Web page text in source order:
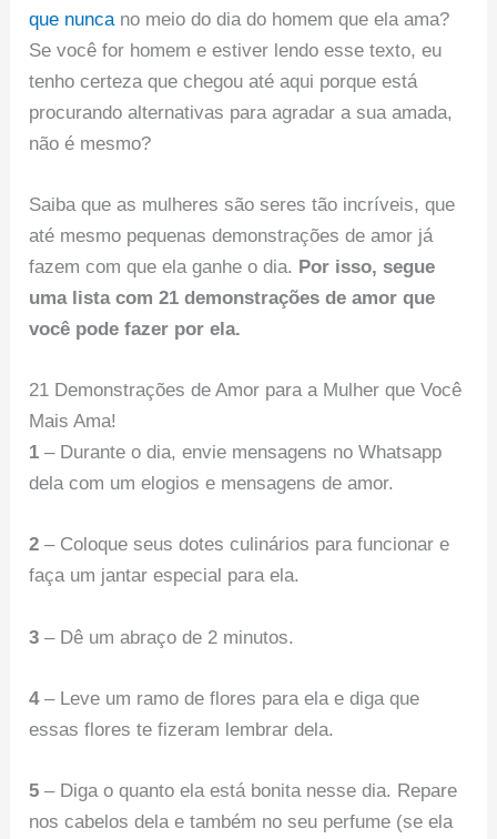
que nunca no meio do dia do homem que ela ama?
Se você for homem e estiver lendo esse texto, eu
tenho certeza que chegou até aqui porque está
procurando alternativas para agradar a sua amada,
não é mesmo?
Saiba que as mulheres são seres tão incríveis, que
até mesmo pequenas demonstrações de amor já
fazem com que ela ganhe o dia. Por isso, segue
uma lista com 21 demonstrações de amor que
você pode fazer por ela.
21 Demonstrações de Amor para a Mulher que Você
Mais Ama!
1 – Durante o dia, envie mensagens no Whatsapp
dela com um elogios e mensagens de amor.
2 – Coloque seus dotes culinários para funcionar e
faça um jantar especial para ela.
3 – Dê um abraço de 2 minutos.
4– Leve um ramo de flores para ela e diga que
essas flores te fizeram lembrar dela.
5 – Diga o quanto ela está bonita nesse dia. Repare
nos cabelos dela e também no seu perfume (se ela